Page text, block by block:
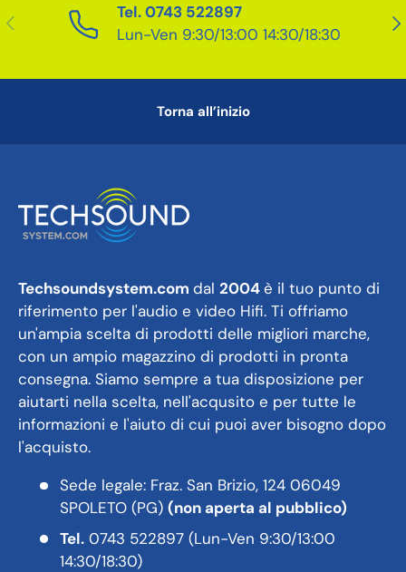
Indietro
Tel. 0743 522897
Lun-Ven 9:30/13:00 14:30/18:30
Torna all’inizio
Techsoundsystem.com dal 2004è il tuo punto di
riferimento per l'audio e video Hifi. Ti offriamo
un'ampia scelta di prodotti delle migliori marche,
con un ampio magazzino di prodotti in pronta
consegna. Siamo sempre a tua disposizione per
aiutarti nella scelta, nell'acqusito e per tutte le
informazioni e l'aiuto di cui puoi aver bisogno dopo
l'acquisto.
Sede legale: Fraz. San Brizio, 124 06049
SPOLETO (PG) (non aperta al pubblico)
Tel.0743 522897 (Lun-Ven 9:30/13:00
14:30/18:30)